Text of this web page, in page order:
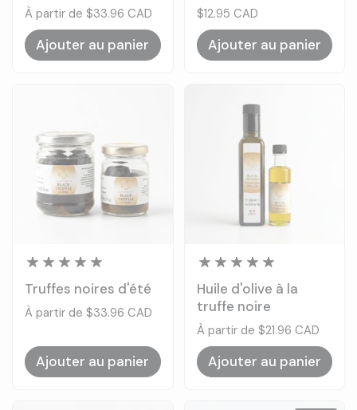
Prix:
À partir de $33.96 CAD
Ajouter au panier
Prix:
$12.95 CAD
Ajouter au panier
Truffes noires d'été
Prix:
À partir de $33.96 CAD
Ajouter au panier
Huile d'olive à la
truffe noire
Prix:
À partir de $21.96 CAD
Ajouter au panier